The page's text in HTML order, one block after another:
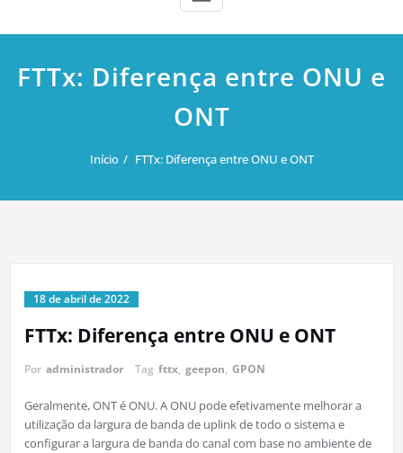
FTTx: Diferença entre ONU e
ONT
Início FTTx: Diferença entre ONU e ONT
18 de abril de 2022
FTTx: Diferença entre ONU e ONT
Por administrador Tag fttx, geepon, GPON
Geralmente, ONT é ONU. A ONU pode efetivamente melhorar a
utilização da largura de banda de uplink de todo o sistema e
configurar a largura de banda do canal com base no ambiente de